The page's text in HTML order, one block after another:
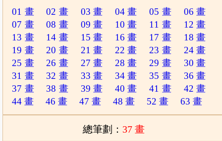
01 畫 02 畫 03 畫 04 畫 05 畫
06 畫
07 畫
08 畫 09 畫 10 畫 11 畫
12 畫
13 畫
14 畫 15 畫 16 畫 17 畫
18 畫
19 畫
20 畫 21 畫 22 畫 23 畫
24 畫
25 畫
26 畫 27 畫 28 畫 29 畫
30 畫
31 畫
32 畫 33 畫 34 畫 35 畫
36 畫
37 畫
38 畫 39 畫 40 畫 41 畫
42 畫
44 畫
46 畫 47 畫 48 畫 52 畫 63 畫
總筆劃： 37 畫